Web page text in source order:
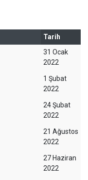
Tarih
31 Ocak
2022
1 Şubat
2022
24 Şubat
2022
21 Ağustos
2022
27 Haziran
2022